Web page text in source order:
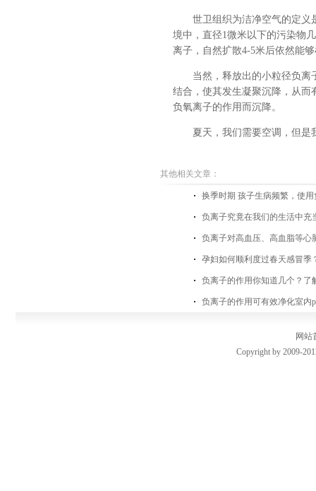
世卫组织为洁净空气的定义
境中，直径1微米以下的污染物
离子，自然扩散4-5米后依然能
当然，释放出的小粒径负离
结合，使其发生凝聚沉降，从而
负氧离子的作用而沉降。
夏天，我们需要空调，但是
其他相关文章：
换季时期 孩子生病频繁，使
负离子究竟在我们的生活中充
负离子对高血压、高血脂等心
孕妇如何顺利度过春天感冒季
负离子的作用你知道几个？了
负离子的作用可有效净化室内
网站
Copyright by 2009-